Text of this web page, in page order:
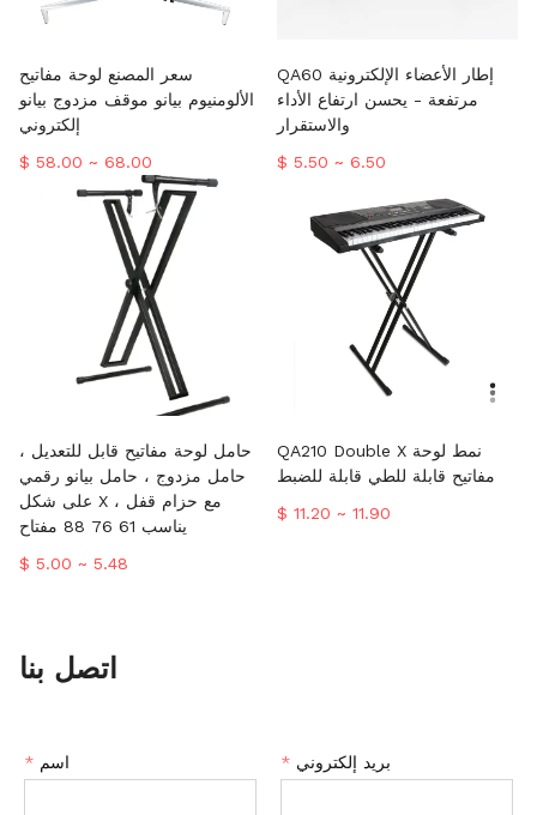
سعر المصنع لوحة مفاتيح
الألومنيوم بيانو موقف مزدوج بيانو
إلكتروني
$ 58.00 ~ 68.00
QA60 إطار الأعضاء الإلكترونية
مرتفعة - يحسن ارتفاع الأداء
والاستقرار
$ 5.50 ~ 6.50
حامل لوحة مفاتيح قابل للتعديل ،
حامل مزدوج ، حامل بيانو رقمي
على شكل X مع حزام قفل ،
يناسب 61 76 88 مفتاح
$ 5.00 ~ 5.48
QA210 Double X نمط لوحة
مفاتيح قابلة للطي قابلة للضبط
$ 11.20 ~ 11.90
اتصل بنا
* اسم * بريد إلكتروني